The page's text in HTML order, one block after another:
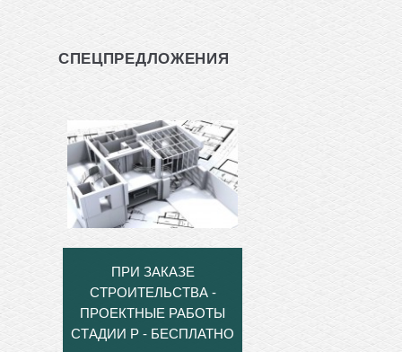
СПЕЦПРЕДЛОЖЕНИЯ
ПРИ ЗАКАЗЕ
СТРОИТЕЛЬСТВА -
ПРОЕКТНЫЕ РАБОТЫ
СТАДИИ Р - БЕСПЛАТНО